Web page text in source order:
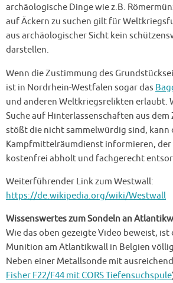
archäologische Dinge wie z.B.
auf Äckern zu suchen gilt für
aus archäologischer Sicht kein
darstellen.
Wenn die Zustimmung des
ist in Nordrhein-Westfalen sogar das
und anderen Weltkriegsrelikten erlaubt.
Suche auf Hinterlassenschaften aus
stößt die nicht sammelwürdig sind, kann
Kampfmittelräumdienst informieren, der
kostenfrei abholt und fachgerecht
Weiterführender Link zum Westwall:
https://de.wikipedia.org/wiki/Westwall
Wissenswertes zum Sondeln an
Wie das oben gezeigte Video beweist, ist
Munition am Atlantikwall in Belgien
Neben einer Metallsonde mit
Fisher F22/F44 mit CORS Tiefensuchspule